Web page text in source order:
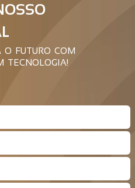
O FUTURO COM
TECNOLOGIA!